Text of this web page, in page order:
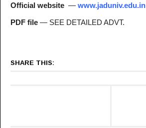
Official website — www.jaduniv.edu.in
PDF file — SEE DETAILED ADVT.
SHARE THIS: